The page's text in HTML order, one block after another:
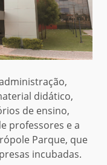
didático,
de ensino,
professores e a
Parque, que
incubadas.